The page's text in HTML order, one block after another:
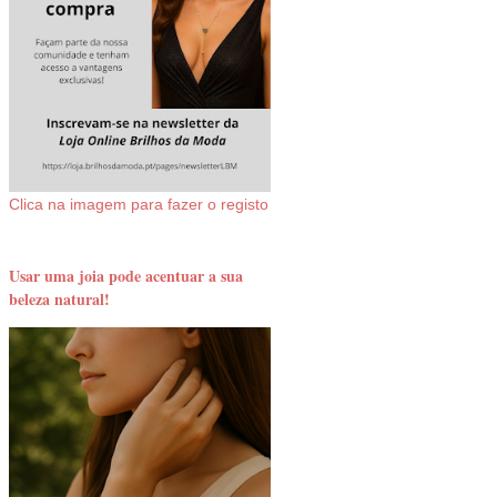
Clica na imagem para fazer o registo
Usar uma joia pode acentuar a sua
beleza natural!